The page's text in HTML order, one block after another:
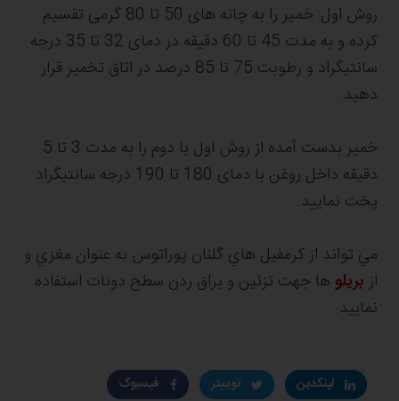
روش اول: خمیر را به چانه های 50 تا 80 گرمی تقسیم
کرده و به مدت 45 تا 60 دقیقه در دمای 32 تا 35 درجه
سانتیگراد و رطوبت 75 تا 85 درصد در اتاق تخمیر قرار
دهید.
خمیر بدست آمده از روش اول یا دوم را به مدت 3 تا 5
دقیقه داخل روغن با دمای 180 تا 190 درجه سانتیگراد
پخت نمایید.
مي تواند از كرمفیل هاي گلنان پوراتوس به عنوان مغزي و
از بريلو ها جهت تزئین و براق ردن سطح دونات استفاده
نمايید.
لینکدین توییتر
فیسبوک